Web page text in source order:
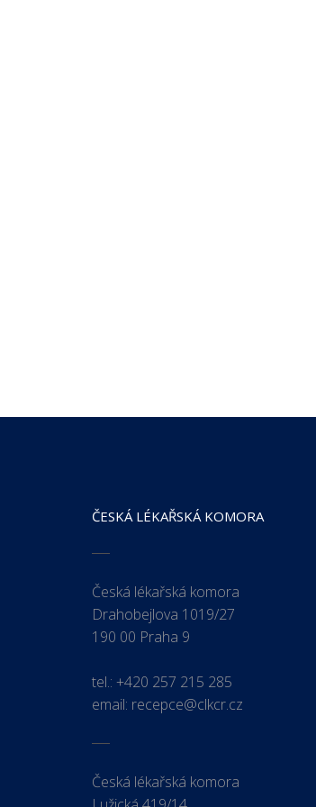
ČESKÁ LÉKAŘSKÁ KOMORA
Česká lékařská komora
Drahobejlova 1019/27
190 00 Praha 9
tel.: +420 257 215 285
email: recepce@clkcr.cz
Česká lékařská komora